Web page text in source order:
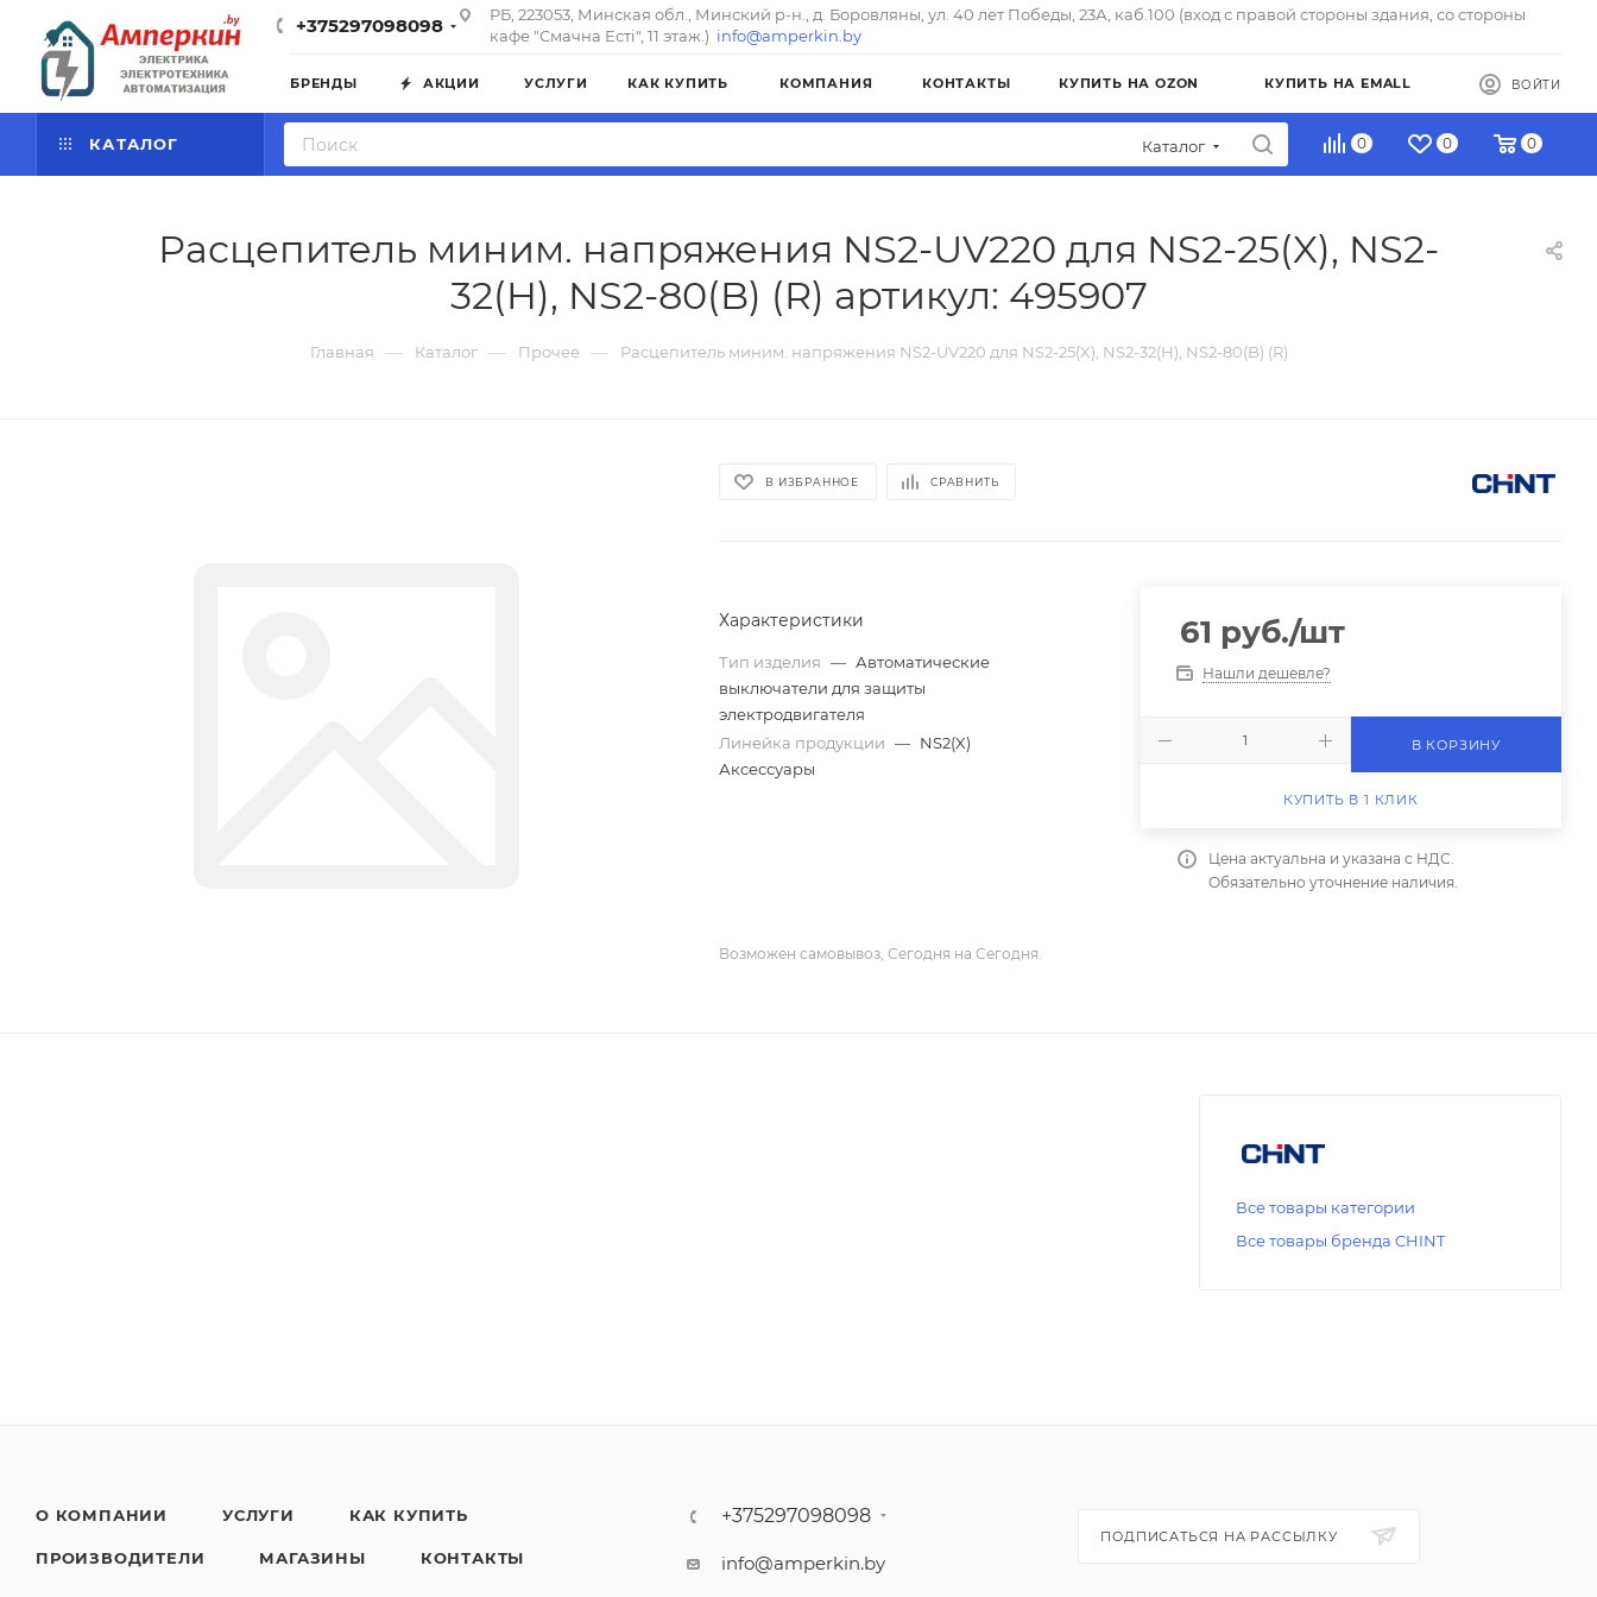
+375297098098
РБ, 223053, Минская обл., Минский р-н., д. Боровляны, ул. 40 лет Победы, 23А, каб.100 (вход с правой стороны здания, со стороны
кафе "Смачна Естi", 11 этаж.) info@amperkin.by
БРЕНДЫ АКЦИИ УСЛУГИ КАК КУПИТЬ КОМПАНИЯ КОНТАКТЫ КУПИТЬ НА OZON КУПИТЬ НА EMALL ВОЙТИ
КАТАЛОГ Каталог 0 0 0
Расцепитель миним. напряжения NS2-UV220 для NS2-25(X), NS2-
32(H), NS2-80(B) (R) артикул: 495907
Главная — Каталог — Прочее — Расцепитель миним. напряжения NS2-UV220 для NS2-25(X), NS2-32(H), NS2-80(B) (R)
В ИЗБРАННОЕ СРАВНИТЬ
Характеристики
Тип изделия — Автоматические
выключатели для защиты
электродвигателя
Линейка продукции — NS2(X)
Аксессуары
61 руб./шт
Нашли дешевле?
В КОРЗИНУ
КУПИТЬ В 1 КЛИК
Цена актуальна и указана с НДС.
Обязательно уточнение наличия.
Возможен самовывоз, Сегодня на Сегодня.
Все товары категории
Все товары бренда CHINT
О КОМПАНИИ УСЛУГИ КАК КУПИТЬ
ПРОИЗВОДИТЕЛИ МАГАЗИНЫ КОНТАКТЫ
+375297098098
info@amperkin.by
ПОДПИСАТЬСЯ НА РАССЫЛКУ